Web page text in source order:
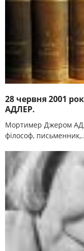
28 червня 2001
АДЛЕР.
Мортимер Джером
філософ,